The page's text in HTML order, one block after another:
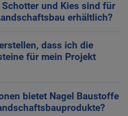
und Kies sind für
erhältlich?
dass ich die
für mein Projekt
bietet Nagel Baustoffe